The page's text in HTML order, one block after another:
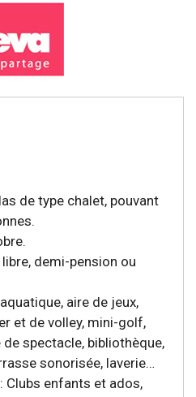
de type chalet, pouvant
demi-pension ou
aire de jeux,
et de volley, mini-golf,
spectacle, bibliothèque,
sonorisée, laverie…
: Clubs enfants et ados,